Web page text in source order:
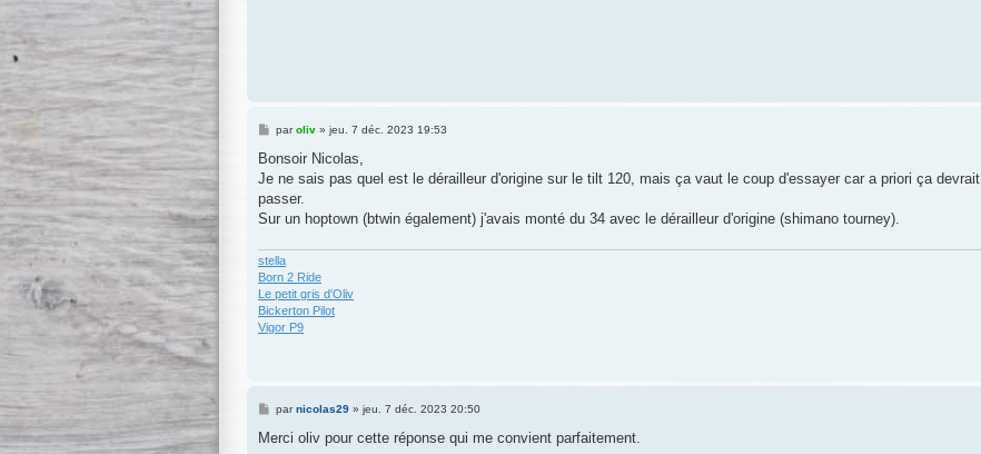
M
s
a
g
paroliv» jeu. 7 déc. 2023 19:53
Bonsoir Nicolas,
Je ne sais pas quel est le dérailleur d'origine sur le tilt 120, mais ça vaut le coup d'essayer car a priori ça devrait
passer.
Sur un hoptown (btwin également) j'avais monté du 34 avec le dérailleur d'origine (shimano tourney).
stella
Born 2 Ride
Le petit gris d'Oliv
Bickerton Pilot
Vigor P9
M
s
parnicolas29» jeu. 7 déc. 2023 20:50
Merci oliv pour cette réponse qui me convient parfaitement.